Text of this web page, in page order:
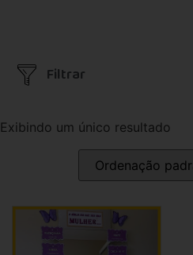
Filtrar
Exibindo um único resultado